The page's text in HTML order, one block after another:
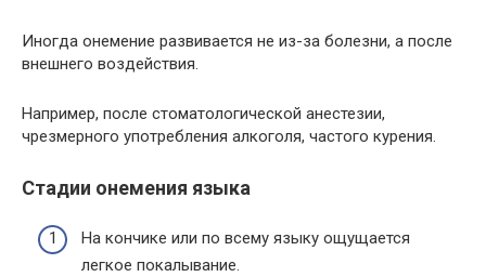
Иногда онемение развивается не из-за болезни, а после
внешнего воздействия.
Например, после стоматологической анестезии,
чрезмерного употребления алкоголя, частого курения.
Стадии онемения языка
На кончике или по всему языку ощущается
легкое покалывание.